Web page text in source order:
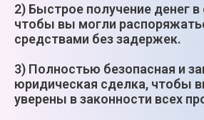
2) Быстрое получение денег
чтобы вы могли
средствами без задержек.
3) Полностью безопасная и
юридическая сделка, чтобы
уверены в законности всех